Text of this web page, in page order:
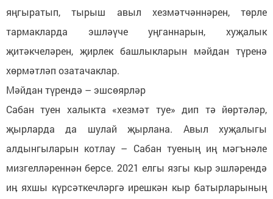
яңгыратып, тырыш авыл хезмәтчәннәрен, төрле
тармакларда эшләүче уңганнарын, хуҗалык
җитәкчеләрен, җирлек башлыкларын мәйдан түренә
хөрмәтләп озатачаклар.
Мәйдан түрендә – эшсөярләр
Сабан туен халыкта «хезмәт туе» дип тә йөртәләр,
җырларда да шулай җырлана. Авыл хуҗалыгы
алдынгыларын котлау – Сабан туеның иң мәгънәле
мизгелләреннән берсе. 2021 елгы язгы кыр эшләрендә
иӊ яхшы күрсәткечләргә ирешкән кыр батырларының